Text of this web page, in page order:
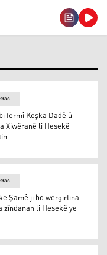
Xiwêranê li
fermî Koşka Dadê û
Xiwêranê li Hesekê
zîndanan li
Şamê ji bo wergirtina
zîndanan li Hesekê ye